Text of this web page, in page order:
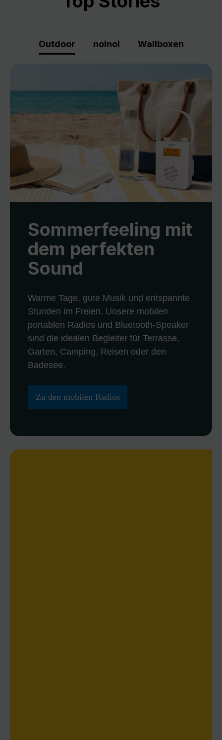
Outdoor noinoi Wallboxen
Sommerfeeling mit
dem perfekten
Sound
Warme Tage, gute Musik und entspannte
Stunden im Freien. Unsere mobilen
portablen Radios und Bluetooth-Speaker
sind die idealen Begleiter für Terrasse,
Garten, Camping, Reisen oder den
Badesee.
Zu den mobilen Radios